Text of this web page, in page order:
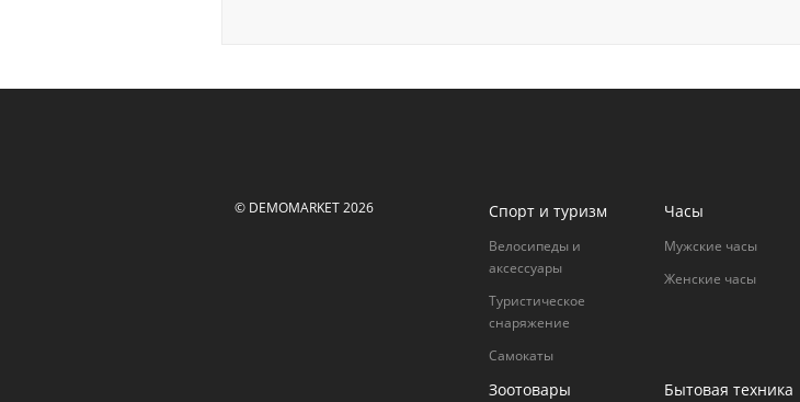
© DEMOMARKET 2026 Спорт и туризм
Велосипеды и
аксессуары
Туристическое
снаряжение
Самокаты
Часы
Мужские часы
Женские часы
Зоотовары Бытовая техника